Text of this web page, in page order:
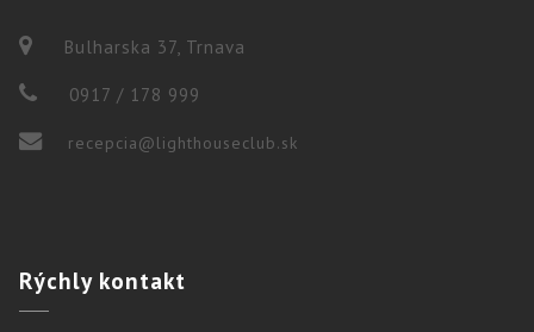
Bulharska 37, Trnava
0917 / 178 999
recepcia@lighthouseclub.sk
Rýchlykontakt